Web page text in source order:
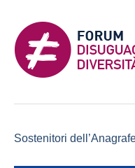
Sostenitori